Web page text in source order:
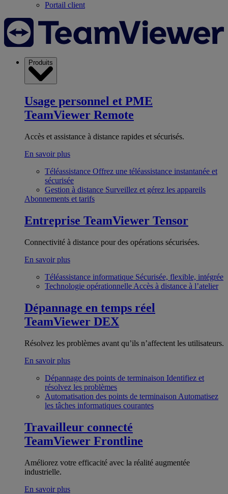
Portail client
Produits
Usage personnel et PME
TeamViewer Remote
Accès et assistance à distance rapides et sécurisés.
En savoir plus
Téléassistance Offrez une téléassistance instantanée et
sécurisée
Gestion à distance Surveillez et gérez les appareils
Abonnements et tarifs
Entreprise TeamViewer Tensor
Connectivité à distance pour des opérations sécurisées.
En savoir plus
Téléassistance informatique Sécurisée, flexible, intégrée
Technologie opérationnelle Accès à distance à l’atelier
Dépannage en temps réel
TeamViewer DEX
Résolvez les problèmes avant qu’ils n’affectent les utilisateurs.
En savoir plus
Dépannage des points de terminaison Identifiez et
résolvez les problèmes
Automatisation des points de terminaison Automatisez
les tâches informatiques courantes
Travailleur connecté
TeamViewer Frontline
Améliorez votre efficacité avec la réalité augmentée
industrielle.
En savoir plus